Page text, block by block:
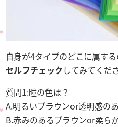
自身が4タイプのどこに属す
セルフチェック してみてくだ
質問1:瞳の色は？
A.明るいブラウンor透明感の
B.赤みのあるブラウンor柔ら